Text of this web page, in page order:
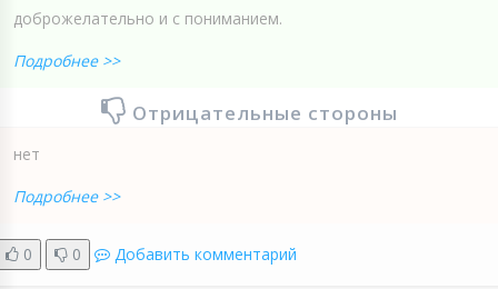
доброжелательно и с пониманием.
Подробнее >>
Отрицательные стороны
нет
Подробнее >>
0 0 Добавить комментарий